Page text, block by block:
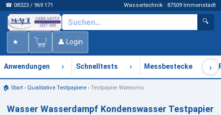
☎ 08323 / 969 171 Wassertechnik · 87509 Immenstadt
🔍
★ 👤 Login
Anwendungen › Schnelltests › Messbestecke ›
🏠 Start› Qualitative Testpapiere› Testpapier Watesmo
Wasser Wasserdampf Kondenswasser Testpapier